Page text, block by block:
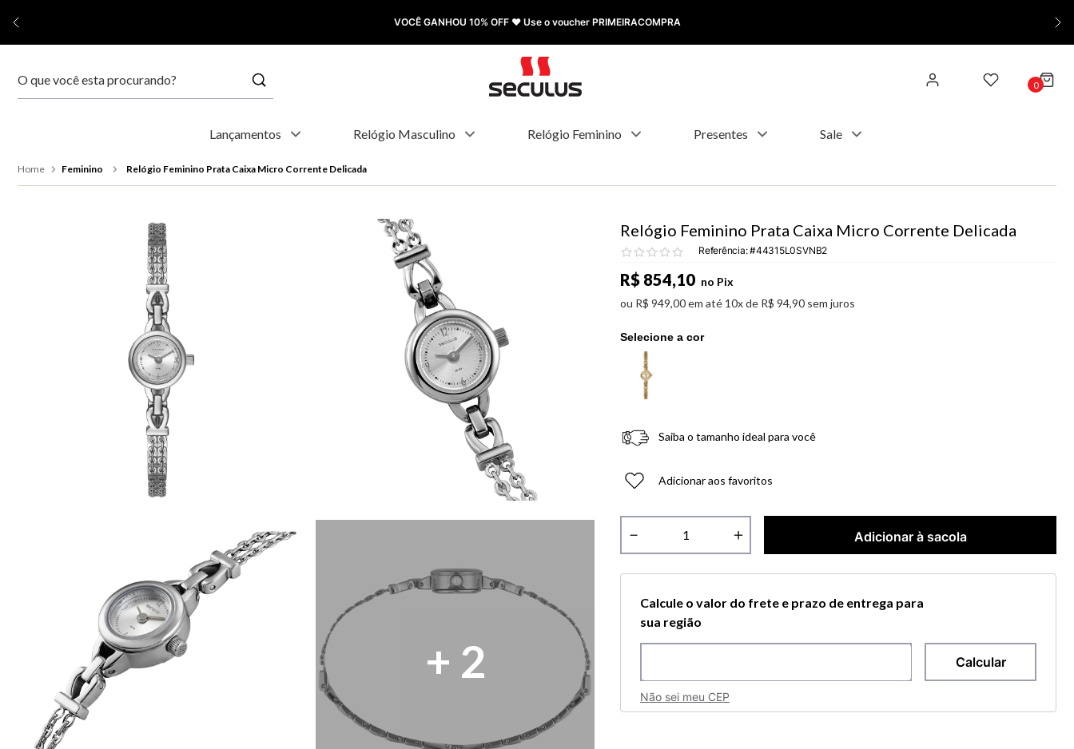
FRETE GRÁTIS à partir de R$ 499,00
0
Lançamentos Relógio Masculino Relógio Feminino Presentes Sale
Feminino Relógio Feminino Prata Caixa Micro Corrente Delicada
+ 2
Relógio Feminino Prata Caixa Micro Corrente Delicada
Referência: 44315L0SVNB2
R$ 854,10 no Pix
ou R$ 949,00em até 10x de R$ 94,90 sem juros
Saiba o tamanho ideal para você
Adicionar aos favoritos
＋
－ Adicionar à sacola
Calcule o valor do frete e prazo de entrega para
sua região
Não sei meu CEP
1 º relógio feminino
automático
relógio feminino rose